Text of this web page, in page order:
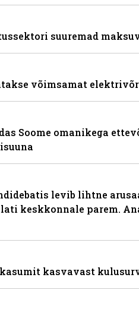
suuremad
võimsamat
Soome omanikega
levib lihtne
keskkonnale parem.
kasvavast